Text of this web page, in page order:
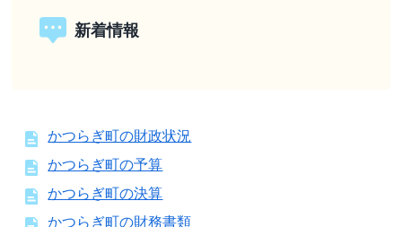
新着情報
かつらぎ町の財政状況
かつらぎ町の予算
かつらぎ町の決算
かつらぎ町の財務書類